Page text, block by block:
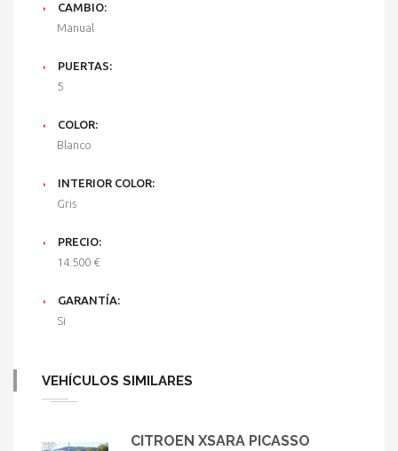
CAMBIO:
Manual
PUERTAS:
5
COLOR:
Blanco
INTERIOR COLOR:
Gris
PRECIO:
14.500 €
GARANTÍA:
Si
VEHÍCULOS SIMILARES
CITROEN XSARA PICASSO